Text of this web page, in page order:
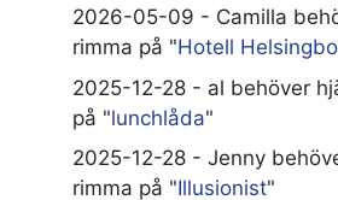
2026-05-09 - Camilla
rimma på "Hotell
2025-12-28 - al behöver
på "lunchlåda"
2025-12-28 - Jenny
rimma på "Illusionist"